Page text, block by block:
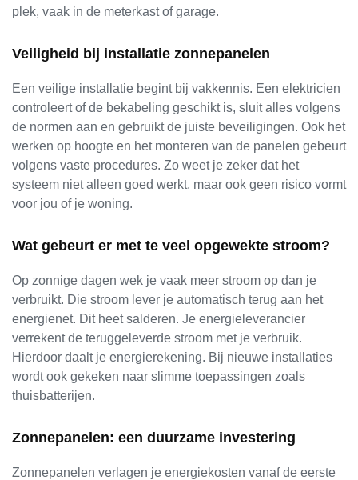
plek, vaak in de meterkast of garage.
Veiligheid bij installatie zonnepanelen
Een veilige installatie begint bij vakkennis. Een elektricien
controleert of de bekabeling geschikt is, sluit alles volgens
de normen aan en gebruikt de juiste beveiligingen. Ook het
werken op hoogte en het monteren van de panelen gebeurt
volgens vaste procedures. Zo weet je zeker dat het
systeem niet alleen goed werkt, maar ook geen risico vormt
voor jou of je woning.
Wat gebeurt er met te veel opgewekte stroom?
Op zonnige dagen wek je vaak meer stroom op dan je
verbruikt. Die stroom lever je automatisch terug aan het
energienet. Dit heet salderen. Je energieleverancier
verrekent de teruggeleverde stroom met je verbruik.
Hierdoor daalt je energierekening. Bij nieuwe installaties
wordt ook gekeken naar slimme toepassingen zoals
thuisbatterijen.
Zonnepanelen: een duurzame investering
Zonnepanelen verlagen je energiekosten vanaf de eerste